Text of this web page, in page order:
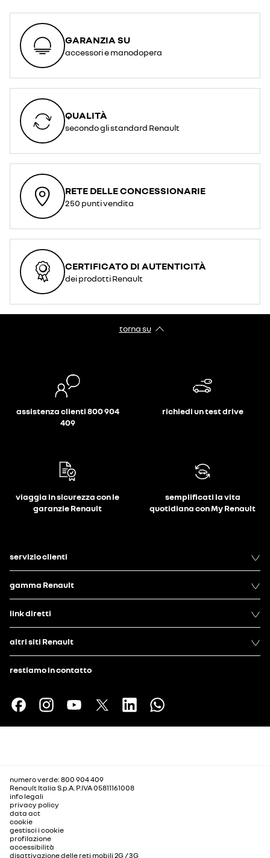
GARANZIA SU
accessori e manodopera
QUALITÀ
secondo gli standard Renault
RETE DELLE CONCESSIONARIE
250 punti vendita
CERTIFICATO DI AUTENTICITÀ
dei prodotti Renault
torna su
assistenza clienti 800 904
409
richiedi un test drive
viaggia in sicurezza con le
garanzie Renault
semplificati la vita
quotidiana con My Renault
servizio clienti
gamma Renault
link diretti
altri siti Renault
restiamo in contatto
numero verde: 800 904 409
Renault Italia S.p.A. P.IVA 05811161008
info legali
privacy policy
data act
cookie
gestisci i cookie
profilazione
accessibilità
disattivazione delle reti mobili 2G / 3G